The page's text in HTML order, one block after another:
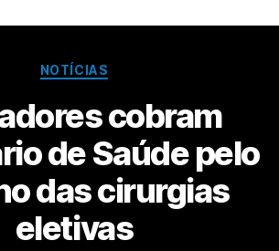
NOTÍCIAS
cobram
de Saúde pelo
das cirurgias
eletivas